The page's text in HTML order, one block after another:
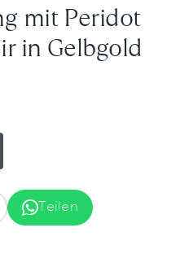
mit Peridot
in Gelbgold
Teilen